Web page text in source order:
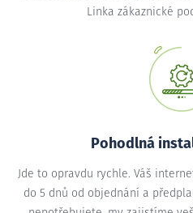
Linka zákaznické
Pohodlná
Jde to opravdu rychle. Váš
do 5 dnů od objednání a